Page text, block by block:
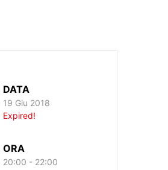
DATA
19 Giu 2018
Expired!
ORA
20:00 - 22:00